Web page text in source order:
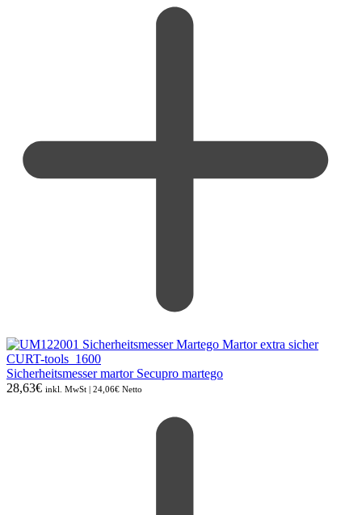
Sicherheitsmesser martor Secupro martego
28,63€ inkl. MwSt | 24,06€ Netto